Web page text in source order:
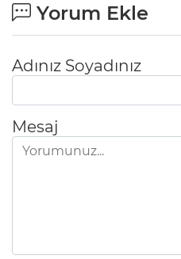
Yorum Ekle
Adınız Soyadınız
Mesaj